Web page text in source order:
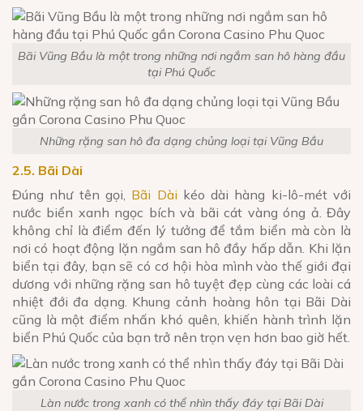
Bãi Vũng Bầu là một trong những nơi ngắm san hô hàng đầu
tại Phú Quốc
Những rặng san hô đa dạng chủng loại tại Vũng Bầu
2.5. Bãi Dài
Đúng như tên gọi, Bãi Dài kéo dài hàng ki-lô-mét với
nước biển xanh ngọc bích và bãi cát vàng óng ả. Đây
không chỉ là điểm đến lý tưởng để tắm biển mà còn là
nơi có hoạt động lặn ngắm san hô đầy hấp dẫn. Khi lặn
biển tại đây, bạn sẽ có cơ hội hòa mình vào thế giới đại
dương với những rặng san hô tuyệt đẹp cùng các loài cá
nhiệt đới đa dạng. Khung cảnh hoàng hôn tại Bãi Dài
cũng là một điểm nhấn khó quên, khiến hành trình lặn
biển Phú Quốc của bạn trở nên trọn vẹn hơn bao giờ hết.
Làn nước trong xanh có thể nhìn thấy đáy tại Bãi Dài